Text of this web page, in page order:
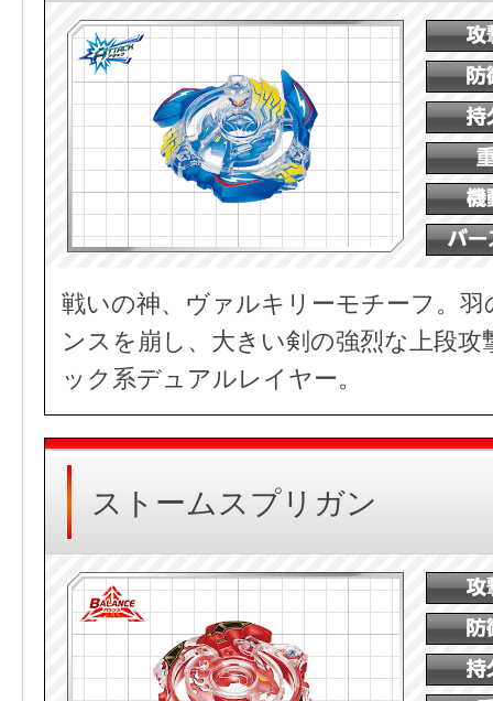
戦いの神、ヴァルキリーモチーフ。
ンスを崩し、大きい剣の強烈な上段
ック系デュアルレイヤー。
ストームスプリガン